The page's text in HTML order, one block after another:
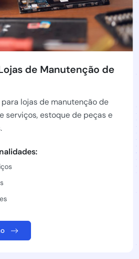
de Manutenção de
lojas de manutenção de
serviços, estoque de peças e